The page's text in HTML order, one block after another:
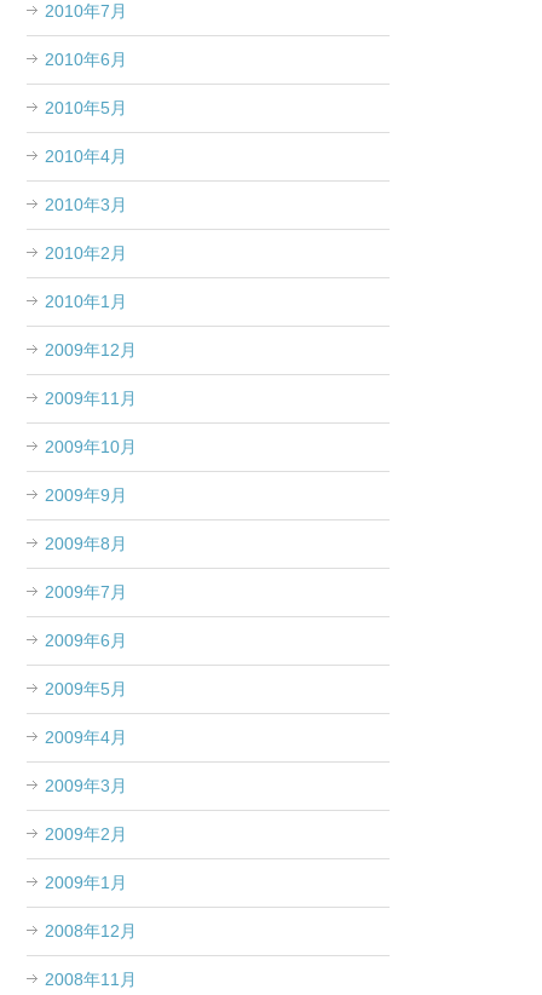
2010年7月
2010年6月
2010年5月
2010年4月
2010年3月
2010年2月
2010年1月
2009年12月
2009年11月
2009年10月
2009年9月
2009年8月
2009年7月
2009年6月
2009年5月
2009年4月
2009年3月
2009年2月
2009年1月
2008年12月
2008年11月